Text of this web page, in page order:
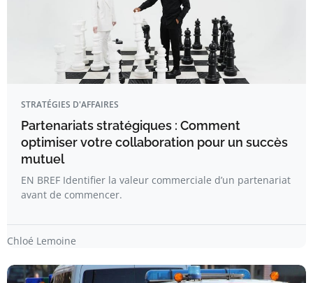
STRATÉGIES D'AFFAIRES
Partenariats stratégiques : Comment
optimiser votre collaboration pour un succès
mutuel
EN BREF Identifier la valeur commerciale d’un partenariat
avant de commencer.
Chloé Lemoine